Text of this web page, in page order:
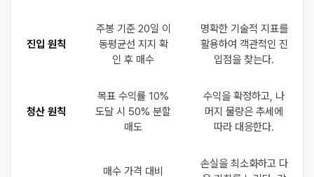
진입 원칙
주봉 기준 20일 이
동평균선 지지 확
인 후 매수
명확한 기술적 지표를
활용하여 객관적인 진
입점을 찾는다.
청산 원칙
목표 수익률 10%
도달 시 50% 분할
매도
수익을 확정하고, 나
머지 물량은 추세에
따라 대응한다.
매수 가격 대비
손실을 최소화하고 다